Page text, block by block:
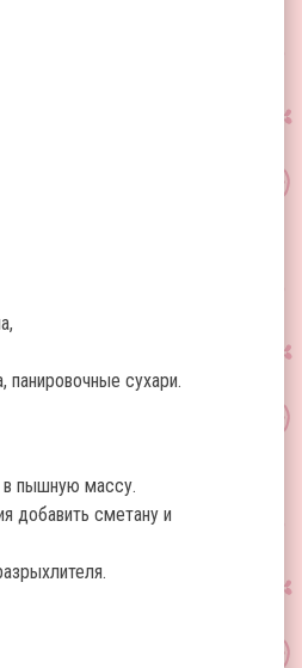
панировочные сухари.
в пышную массу.
добавить сметану и